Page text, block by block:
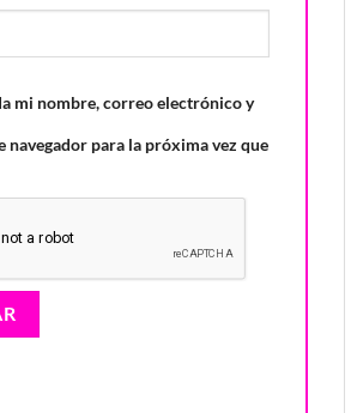
mi nombre, correo electrónico y
navegador para la próxima vez que